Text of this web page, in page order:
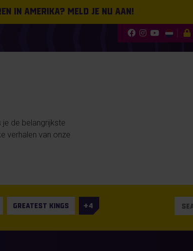
in Amerika? Meld je nu aan!
de belangrijkste
verhalen van onze
GREATEST KINGS 4